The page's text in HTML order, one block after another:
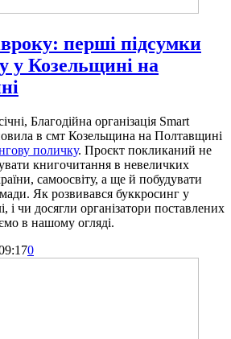
перші підсумки
у Козельщині на
Благодійна організація Smart
в смт Козельщина на Полтавщині
поличку. Проєкт покликаний не
книгочитання в невеличких
самоосвіту, а ще й побудувати
Як розвивався буккросинг у
і чи досягли організатори поставлених
в нашому огляді.
0